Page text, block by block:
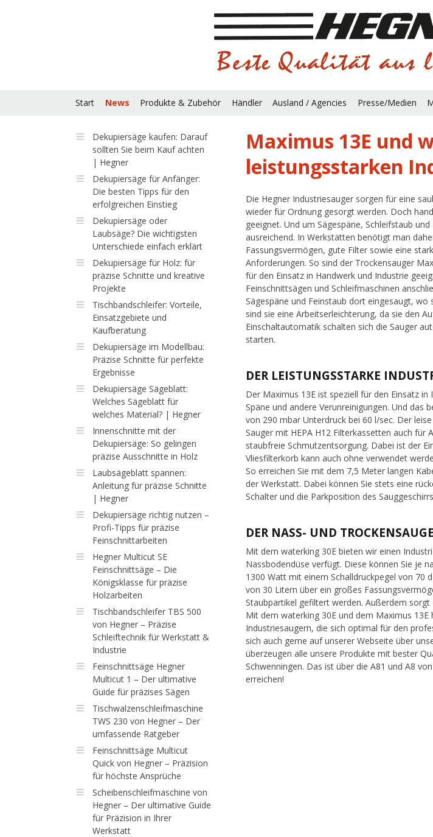
Start News Produkte & Zubehör Händler Ausland / Agencies Presse/Medien
Dekupiersäge kaufen: Darauf
sollten Sie beim Kauf achten
| Hegner
Dekupiersäge für Anfänger:
Die besten Tipps für den
erfolgreichen Einstieg
Dekupiersäge oder
Laubsäge? Die wichtigsten
Unterschiede einfach erklärt
Dekupiersäge für Holz: für
präzise Schnitte und kreative
Projekte
Tischbandschleifer: Vorteile,
Einsatzgebiete und
Kaufberatung
Dekupiersäge im Modellbau:
Präzise Schnitte für perfekte
Ergebnisse
Dekupiersäge Sägeblatt:
Welches Sägeblatt für
welches Material? | Hegner
Innenschnitte mit der
Dekupiersäge: So gelingen
präzise Ausschnitte in Holz
Laubsägeblatt spannen:
Anleitung für präzise Schnitte
| Hegner
Dekupiersäge richtig nutzen –
Profi-Tipps für präzise
Feinschnittarbeiten
Hegner Multicut SE
Feinschnittsäge – Die
Königsklasse für präzise
Holzarbeiten
Tischbandschleifer TBS 500
von Hegner – Präzise
Schleiftechnik für Werkstatt &
Industrie
Feinschnittsäge Hegner
Multicut 1 – Der ultimative
Guide für präzises Sägen
Tischwalzenschleifmaschine
TWS 230 von Hegner – Der
umfassende Ratgeber
Feinschnittsäge Multicut
Quick von Hegner – Präzision
für höchste Ansprüche
Scheibenschleifmaschine von
Hegner – Der ultimative Guide
für Präzision in Ihrer
Werkstatt
Maximus 13E und
leistungsstarken
Die Hegner Industriesauger sorgen für eine
wieder für Ordnung gesorgt werden. Doch
geeignet. Und um Sägespäne, Schleifstaub
ausreichend. In Werkstätten benötigt man
Fassungsvermögen, gute Filter sowie eine
Anforderungen. So sind der Trockensauger
für den Einsatz in Handwerk und Industrie
Feinschnittsägen und Schleifmaschinen
Sägespäne und Feinstaub dort eingesaugt,
sind sie eine Arbeitserleichterung, da sie den
Einschaltautomatik schalten sich die Sauger
starten.
DER LEISTUNGSSTARKE
Der Maximus 13E ist speziell für den Einsatz
Späne und andere Verunreinigungen. Und das
von 290 mbar Unterdruck bei 60 l/sec. Der
Sauger mit HEPA H12 Filterkassetten auch
staubfreie Schmutzentsorgung. Dabei ist der
Vliesfilterkorb kann auch ohne verwendet
So erreichen Sie mit dem 7,5 Meter langen
der Werkstatt. Dabei können Sie stets eine
Schalter und die Parkposition des
DER NASS- UND
Mit dem waterking 30E bieten wir einen
Nassbodendüse verfügt. Diese können Sie je
1300 Watt mit einem Schalldruckpegel von 70
von 30 Litern über ein großes
Staubpartikel gefiltert werden. Außerdem
Mit dem waterking 30E und dem Maximus
Industriesaugern, die sich optimal für den
sich auch gerne auf unserer Webseite über
überzeugen alle unsere Produkte mit bester
Schwenningen. Das ist über die A81 und A8
erreichen!